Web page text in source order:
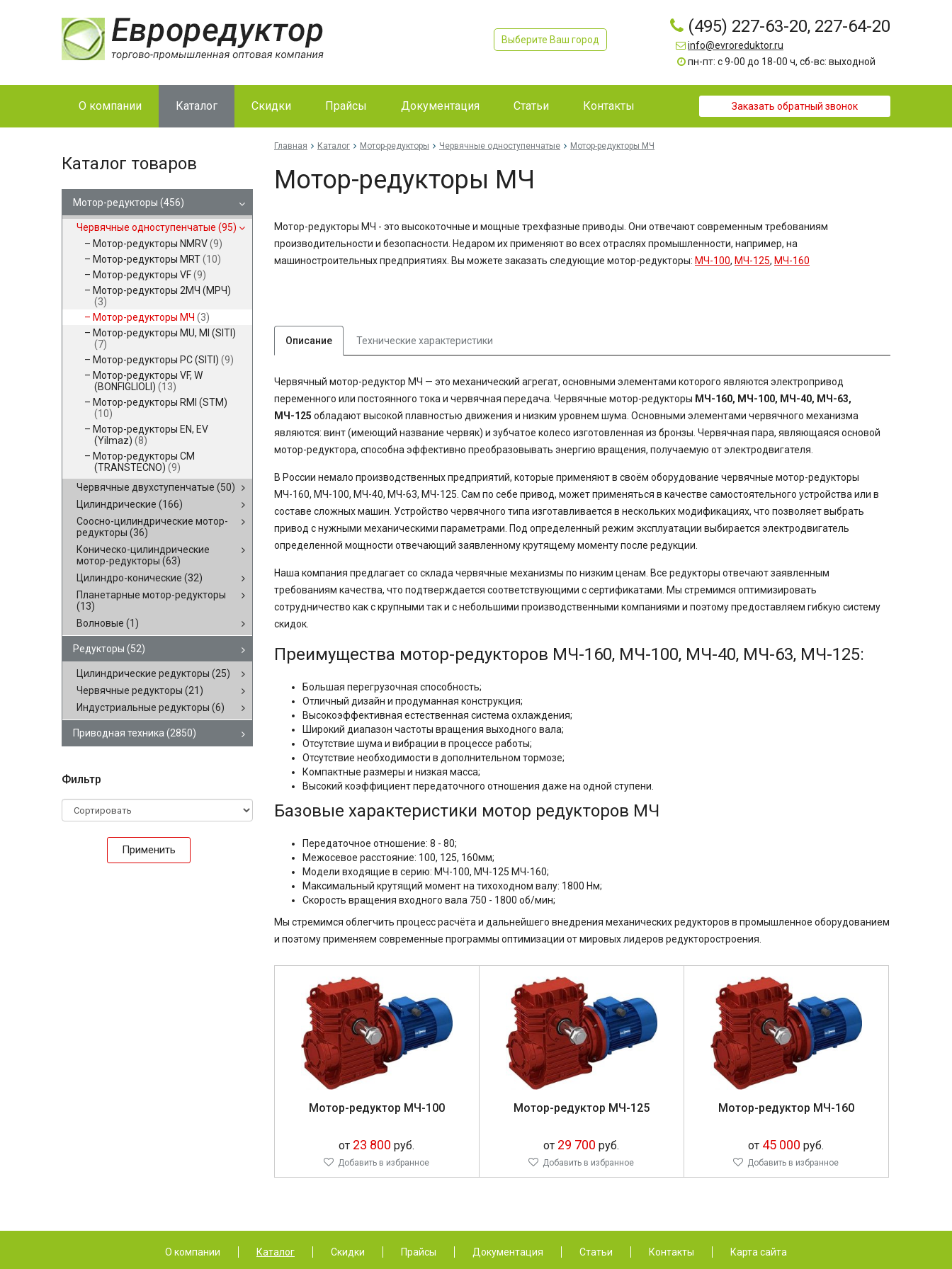
Выберите Ваш город
(495) 227-63-20, 227-64-20
info@evroreduktor.ru
пн-пт: с 9-00 до 18-00 ч, сб-вс: выходной
О компании Каталог Скидки Прайсы Документация Статьи Контакты Заказать обратный звонок
Каталог товаров
Мотор-редукторы (456)
Червячные одноступенчатые (95)
Мотор-редукторы NMRV(9)
Мотор-редукторы MRT(10)
Мотор-редукторы VF(9)
Мотор-редукторы 2МЧ (МРЧ)
(3)
Мотор-редукторы МЧ (3)
Мотор-редукторы MU, MI (SITI)
(7)
Мотор-редукторы PC (SITI) (9)
Мотор-редукторы VF, W
(BONFIGLIOLI) (13)
Мотор-редукторы RMI (STM)
(10)
Мотор-редукторы EN, EV
(Yilmaz) (8)
Мотор-редукторы CM
(TRANSTECNO) (9)
Червячные двухступенчатые (50)
Цилиндрические (166)
Соосно-цилиндрические мотор-
редукторы (36)
Коническо-цилиндрические
мотор-редукторы (63)
Цилиндро-конические (32)
Планетарные мотор-редукторы
(13)
Волновые (1)
Редукторы (52)
Цилиндрические редукторы (25)
Червячные редукторы (21)
Индустриальные редукторы (6)
Приводная техника (2850)
Фильтр
Применить
Главная Каталог Мотор-редукторы Червячные одноступенчатые Мотор-редукторы МЧ
Мотор-редукторы МЧ
Мотор-редукторы МЧ - это высокоточные и мощные трехфазные приводы. Они отвечают современным требованиям
производительности и безопасности. Недаром их применяют во всех отраслях промышленности, например, на
машиностроительных предприятиях. Вы можете заказать следующие мотор-редукторы: МЧ-100, МЧ-125, МЧ-160
Описание Технические характеристики
Червячный мотор-редуктор МЧ — это механический агрегат, основными элементами которого являются электропривод
переменного или постоянного тока и червячная передача. Червячные мотор-редукторы МЧ-160, МЧ-100, МЧ-40, МЧ-63,
МЧ-125 обладают высокой плавностью движения и низким уровнем шума. Основными элементами червячного механизма
являются: винт (имеющий название червяк) и зубчатое колесо изготовленная из бронзы. Червячная пара, являющаяся основой
мотор-редуктора, способна эффективно преобразовывать энергию вращения, получаемую от электродвигателя.
В России немало производственных предприятий, которые применяют в своём оборудование червячные мотор-редукторы
МЧ-160, МЧ-100, МЧ-40, МЧ-63, МЧ-125. Сам по себе привод, может применяться в качестве самостоятельного устройства или в
составе сложных машин. Устройство червячного типа изготавливается в нескольких модификациях, что позволяет выбрать
привод с нужными механическими параметрами. Под определенный режим эксплуатации выбирается электродвигатель
определенной мощности отвечающий заявленному крутящему моменту после редукции.
Наша компания предлагает со склада червячные механизмы по низким ценам. Все редукторы отвечают заявленным
требованиям качества, что подтверждается соответствующими с сертификатами. Мы стремимся оптимизировать
сотрудничество как с крупными так и с небольшими производственными компаниями и поэтому предоставляем гибкую систему
скидок.
Преимущества мотор-редукторов МЧ-160, МЧ-100, МЧ-40, МЧ-63, МЧ-125:
Большая перегрузочная способность;
Отличный дизайн и продуманная конструкция;
Высокоэффективная естественная система охлаждения;
Широкий диапазон частоты вращения выходного вала;
Отсутствие шума и вибрации в процессе работы;
Отсутствие необходимости в дополнительном тормозе;
Компактные размеры и низкая масса;
Высокий коэффициент передаточного отношения даже на одной ступени.
Базовые характеристики мотор редукторов МЧ
Передаточное отношение: 8 - 80;
Межосевое расстояние: 100, 125, 160мм;
Модели входящие в серию: МЧ-100, МЧ-125 МЧ-160;
Максимальный крутящий момент на тихоходном валу: 1800 Нм;
Скорость вращения входного вала 750 - 1800 об/мин;
Мы стремимся облегчить процесс расчёта и дальнейшего внедрения механических редукторов в промышленное оборудованием
и поэтому применяем современные программы оптимизации от мировых лидеров редукторостроения.
Мотор-редуктор МЧ-100
от 23 800 руб.
Добавить в избранное
Мотор-редуктор МЧ-125
от 29 700 руб.
Добавить в избранное
Мотор-редуктор МЧ-160
от 45 000 руб.
Добавить в избранное
О компании Каталог Скидки Прайсы Документация Статьи Контакты Карта сайта